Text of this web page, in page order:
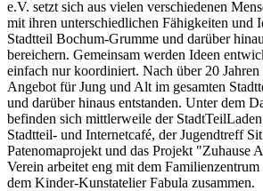
e.V. setzt sich aus vielen verschiedenen
mit ihren unterschiedlichen Fähigkeiten und
Stadtteil Bochum-Grumme und darüber
bereichern. Gemeinsam werden Ideen
einfach nur koordiniert. Nach über 20
Angebot für Jung und Alt im gesamten
und darüber hinaus entstanden. Unter dem
befinden sich mittlerweile der
Stadtteil- und Internetcafé, der Jugendtreff
Patenomaprojekt und das Projekt "Zuhause
Verein arbeitet eng mit dem
dem Kinder-Kunstatelier Fabula zusammen.